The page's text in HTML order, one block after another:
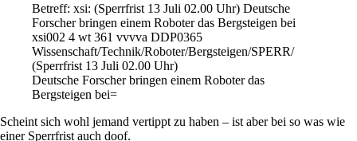
Betreff: xsi: (Sperrfrist 13 Juli 02.00 Uhr) Deutsche
Forscher bringen einem Roboter das Bergsteigen bei
xsi002 4 wt 361 vvvva DDP0365
Wissenschaft/Technik/Roboter/Bergsteigen/SPERR/
(Sperrfrist 13 Juli 02.00 Uhr)
Deutsche Forscher bringen einem Roboter das
Bergsteigen bei=
Scheint sich wohl jemand vertippt zu haben – ist aber bei so was wie
einer Sperrfrist auch doof.